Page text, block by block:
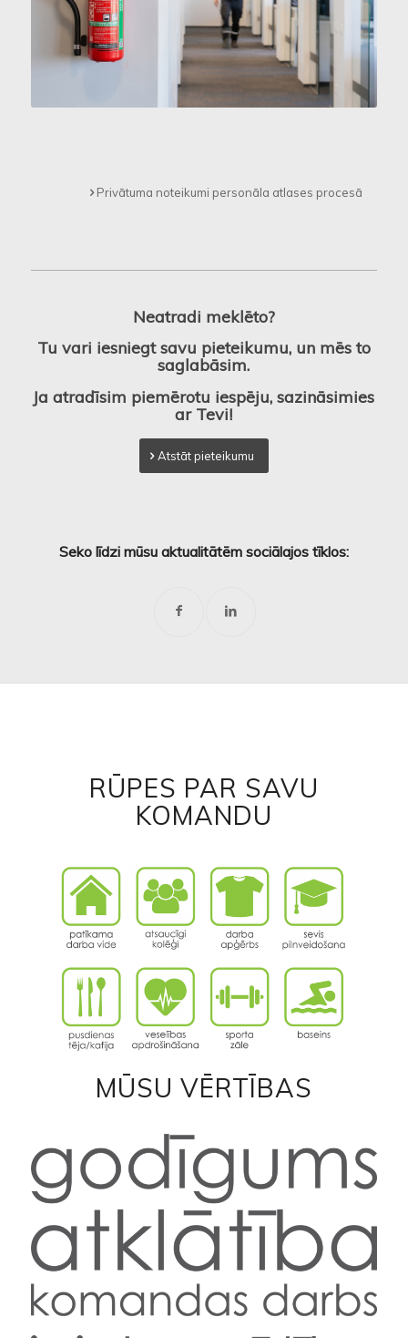
Privātuma noteikumi personāla atlases procesā
Neatradi meklēto?
Tu vari iesniegt savu pieteikumu, un mēs to
saglabāsim.
Ja atradīsim piemērotu iespēju, sazināsimies
ar Tevi!
Atstāt pieteikumu
Seko līdzi mūsu aktualitātēm sociālajos tīklos:
RŪPES PAR SAVU
KOMANDU
MŪSU VĒRTĪBAS